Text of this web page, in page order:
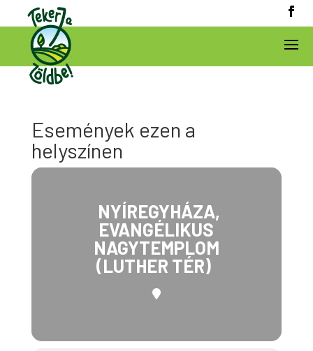
Események ezen a
helyszínen
NYÍREGYHÁZA,
EVANGÉLIKUS
NAGYTEMPLOM
(LUTHER TÉR)